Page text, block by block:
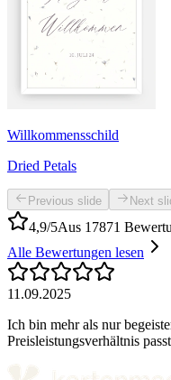
Willkommensschild
Dried Petals
Previous slide Next
4,9/5Aus 17871
Alle Bewertungen lesen
11.09.2025
Ich bin mehr als nur
Preisleistungsverhältnis